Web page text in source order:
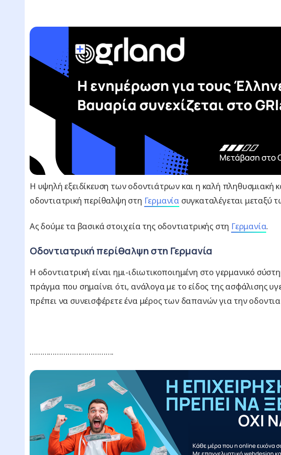
Η υψηλή εξειδίκευση των οδοντιάτρων και η καλή πληθυσμιακή
οδοντιατρική περίθαλψη στη Γερμανία συγκαταλέγεται μεταξύ
Ας δούμε τα βασικά στοιχεία της οδοντιατρικής στη Γερμανία.
Οδοντιατρική περίθαλψη στη Γερμανία
Η οδοντιατρική είναι ημι-ιδιωτικοποιημένη στο γερμανικό
πράγμα που σημαίνει ότι, ανάλογα με το είδος της ασφάλισης
πρέπει να συνεισφέρετε ένα μέρος των δαπανών για την
………………………………….